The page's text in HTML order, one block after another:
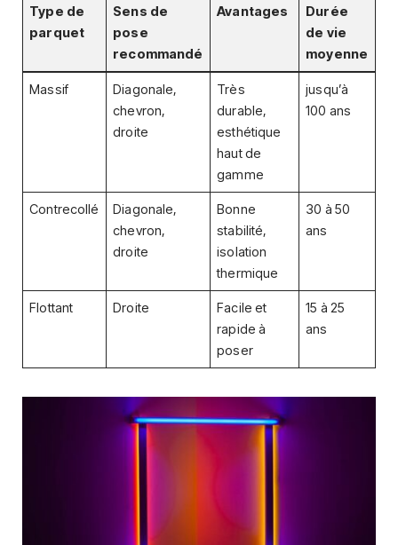
Type de
parquet
Sens de
pose
recommandé
Avantages
Durée
de vie
moyenne
Massif
Diagonale,
chevron,
droite
Très
durable,
esthétique
haut de
gamme
jusqu’à
100 ans
Contrecollé
Diagonale,
chevron,
droite
Bonne
stabilité,
isolation
thermique
30 à 50
ans
Flottant Droite
Facile et
rapide à
poser
15 à 25
ans